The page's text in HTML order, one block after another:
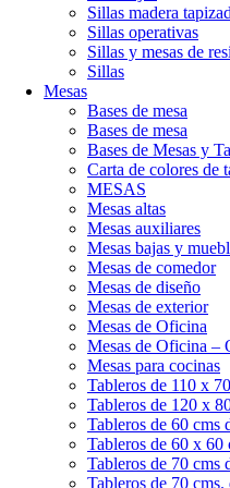
Sillas madera
Sillas operativas
Sillas y mesas de
Sillas
Mesas
Bases de mesa
Bases de mesa
Bases de Mesas y
Carta de colores de
MESAS
Mesas altas
Mesas auxiliares
Mesas bajas y
Mesas de comedor
Mesas de diseño
Mesas de exterior
Mesas de Oficina
Mesas de Oficina –
Mesas para cocinas
Tableros de 110 x
Tableros de 120 x
Tableros de 60 cms
Tableros de 60 x 60
Tableros de 70 cms
Tableros de 70 cms.